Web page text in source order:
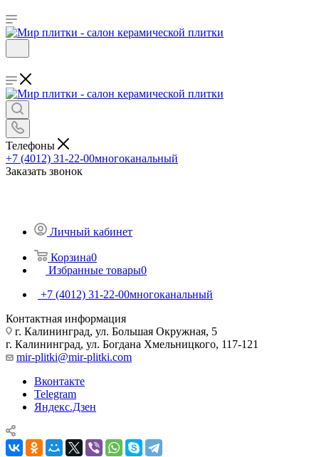
Телефоны
+7 (4012) 31-22-00многоканальный
Заказать звонок
Личный кабинет
Корзина0
Избранные товары0
+7 (4012) 31-22-00многоканальный
Контактная информация
г. Калининград, ул. Большая Окружная, 5
г. Калининград, ул. Богдана Хмельницкого, 117-121
mir-plitki@mir-plitki.com
Вконтакте
Telegram
Яндекс.Дзен